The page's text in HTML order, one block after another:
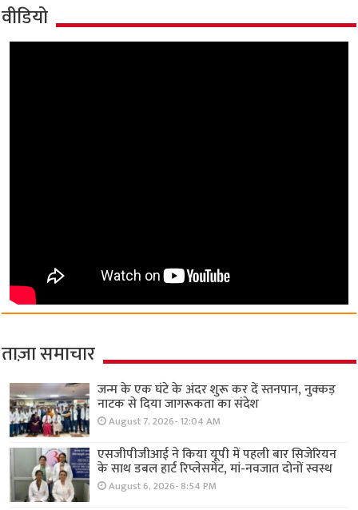
वीडियो
ताज़ा समाचार
जन्म के एक घंटे के अंदर शुरू कर दें स्तनपान, नुक्कड़
नाटक से दिया जागरूकता का संदेश
August 7, 2026- 12:04 AM
एसजीपीजीआई ने किया यूपी में पहली बार सिजेरियन
के साथ डबल हार्ट रिप्लेसमेंट, मां-नवजात दोनों स्वस्थ
August 6, 2026- 8:54 PM